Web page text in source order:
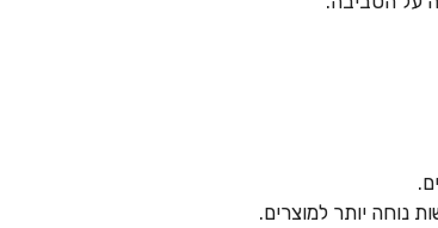
נוחה יותר למוצרים.